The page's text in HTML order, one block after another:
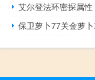
艾尔登法环密探属性
保卫萝卜77关金萝